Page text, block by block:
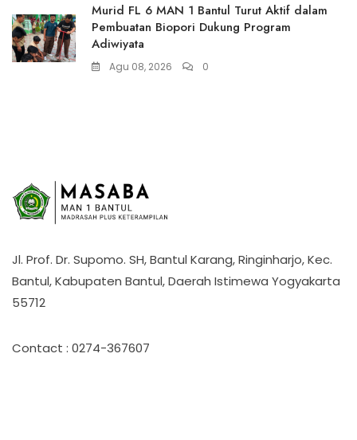
Murid FL 6 MAN 1 Bantul Turut Aktif dalam
Pembuatan Biopori Dukung Program
Adiwiyata
Agu 08, 2026 0
Jl. Prof. Dr. Supomo. SH, Bantul Karang, Ringinharjo, Kec.
Bantul, Kabupaten Bantul, Daerah Istimewa Yogyakarta
55712
Contact : 0274-367607